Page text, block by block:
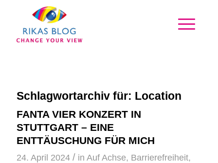
Schlagwortarchiv für: Location
FANTA VIER KONZERT IN
STUTTGART – EINE
ENTTÄUSCHUNG FÜR MICH
24. April 2024 / in Auf Achse, Barrierefreiheit,